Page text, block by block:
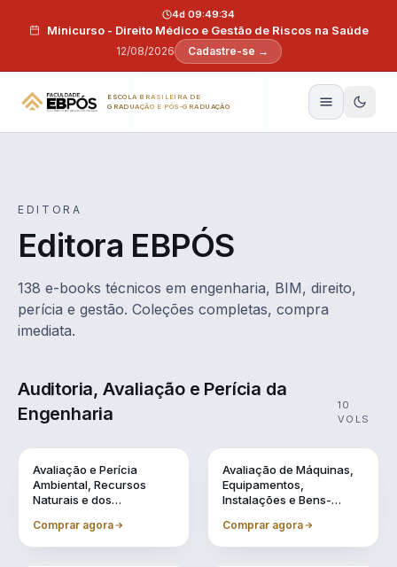
Minicurso - Direito Médico e Gestão de Riscos na Saúde
12/08/2026
4d 09:49:33
Cadastre-se →
ESCOLA BRASILEIRA DE
GRADUAÇÃO E PÓS-GRADUAÇÃO
EDITORA
Editora EBPÓS
138 e-books técnicos em engenharia, BIM, direito,
perícia e gestão. Coleções completas, compra
imediata.
Auditoria, Avaliação e Perícia da
Engenharia
10
VOLS
Avaliação e Perícia
Ambiental, Recursos
Naturais e dos
Comprar agora
Avaliação de Máquinas,
Equipamentos,
Instalações e Bens-
Comprar agora